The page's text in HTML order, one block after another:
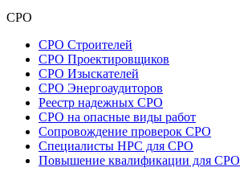
СРО
СРО Строителей
СРО Проектировщиков
СРО Изыскателей
СРО Энергоаудиторов
Реестр надежных СРО
СРО на опасные виды работ
Сопровождение проверок СРО
Специалисты НРС для СРО
Повышение квалификации для СРО